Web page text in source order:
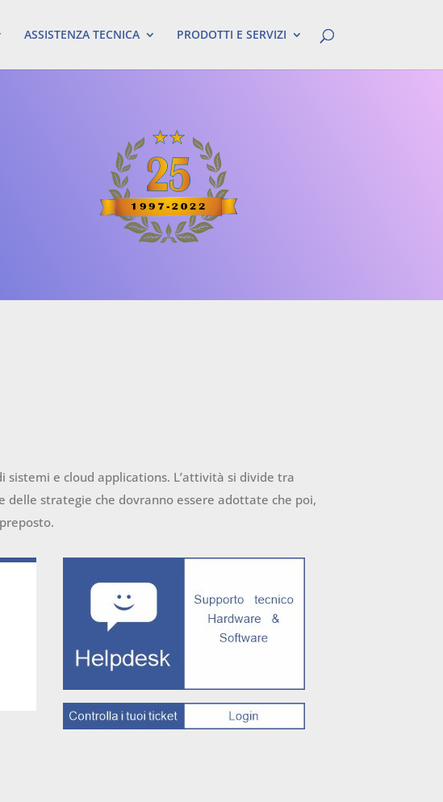
ASSISTENZA TECNICA PRODOTTI E SERVIZI
e cloud applications. L’attività si divide tra
delle strategie che dovranno essere adottate che poi,